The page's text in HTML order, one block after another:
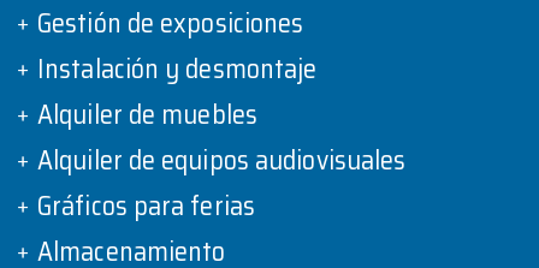
Gestión de exposiciones
Instalación y desmontaje
Alquiler de muebles
Alquiler de equipos audiovisuales
Gráficos para ferias
Almacenamiento